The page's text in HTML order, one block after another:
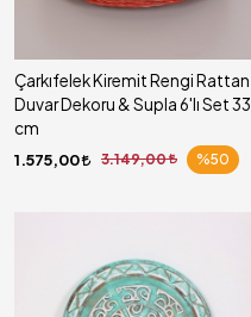
Çarkıfelek Kiremit Rengi Rattan
Duvar Dekoru & Supla 6'lı Set 33
cm
1.575,00 3.149,00 %50